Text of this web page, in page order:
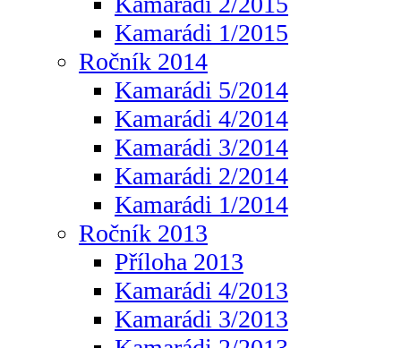
Kamarádi 1/2015
Ročník 2014
Kamarádi 5/2014
Kamarádi 4/2014
Kamarádi 3/2014
Kamarádi 2/2014
Kamarádi 1/2014
Ročník 2013
Příloha 2013
Kamarádi 4/2013
Kamarádi 3/2013